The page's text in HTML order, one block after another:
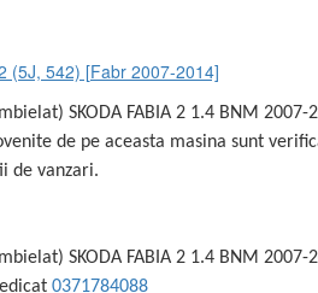
(5J, 542) [Fabr 2007-2014]
SKODA FABIA 2 1.4 BNM 2007-
de pe aceasta masina sunt
de vanzari.
SKODA FABIA 2 1.4 BNM 2007-
0371784088